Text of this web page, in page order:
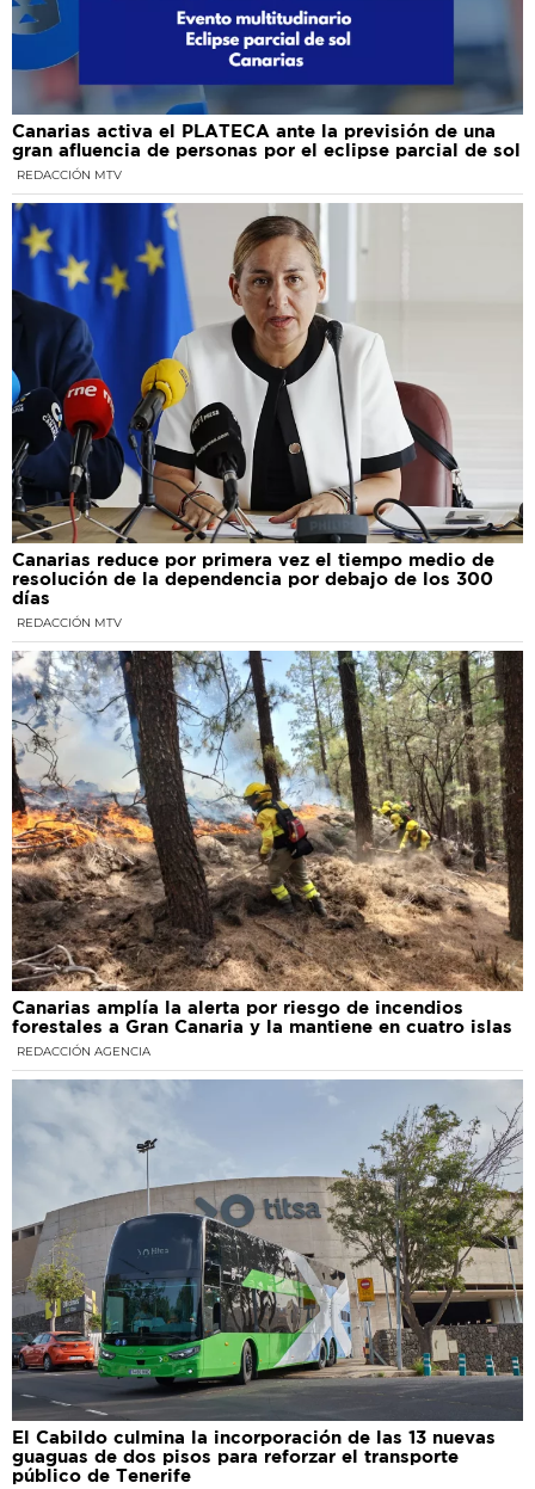
Canarias activa el PLATECA ante la previsión de una
gran afluencia de personas por el eclipse parcial de sol
REDACCIÓN MTV
Canarias reduce por primera vez el tiempo medio de
resolución de la dependencia por debajo de los 300
días
REDACCIÓN MTV
Canarias amplía la alerta por riesgo de incendios
forestales a Gran Canaria y la mantiene en cuatro islas
REDACCIÓN AGENCIA
El Cabildo culmina la incorporación de las 13 nuevas
guaguas de dos pisos para reforzar el transporte
público de Tenerife